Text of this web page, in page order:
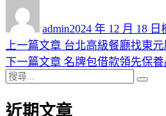
admin佈
日
期:
2024 年 12 月 18 日
文
章
導
上一篇文章 上
一
章:
台北高級餐廳找東
下一篇文章 下
文
名牌包借款領先保
搜
關
近期文章